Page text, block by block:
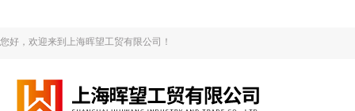
您好，欢迎来到上海晖望工贸有限公司！